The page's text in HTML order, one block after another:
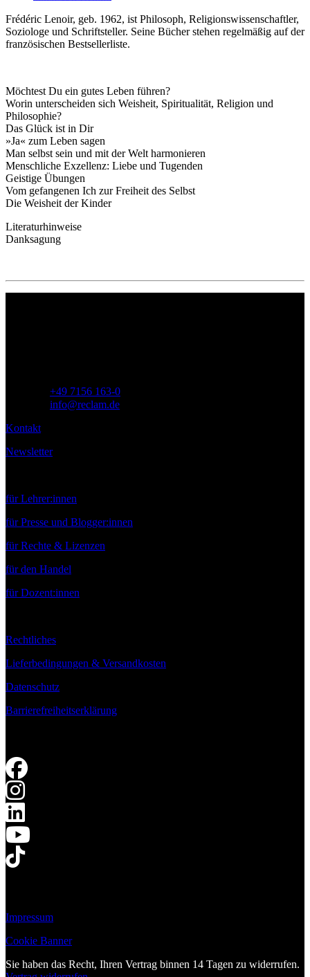
Frédéric Lenoir, geb. 1962, ist Philosoph, Religionswissenschaftler,
Soziologe und Schriftsteller. Seine Bücher stehen regelmäßig auf der
französischen Bestsellerliste.
Möchtest Du ein gutes Leben führen?
Worin unterscheiden sich Weisheit, Spiritualität, Religion und
Philosophie?
Das Glück ist in Dir
»Ja« zum Leben sagen
Man selbst sein und mit der Welt harmonieren
Menschliche Exzellenz: Liebe und Tugenden
Geistige Übungen
Vom gefangenen Ich zur Freiheit des Selbst
Die Weisheit der Kinder
Literaturhinweise
Danksagung
+49 7156 163-0
info@reclam.de
Kontakt
Newsletter
für Lehrer:innen
für Presse und Blogger:innen
für Rechte & Lizenzen
für den Handel
für Dozent:innen
Rechtliches
Lieferbedingungen & Versandkosten
Datenschutz
Barrierefreiheitserklärung
Impressum
Cookie Banner
Sie haben das Recht, Ihren Vertrag binnen 14 Tagen zu widerrufen.